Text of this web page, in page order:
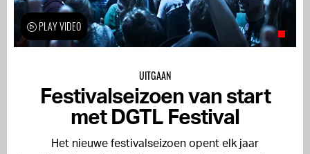
UITGAAN
Festivalseizoen van start
met DGTL Festival
Het nieuwe festivalseizoen opent elk jaar
PLAY VIDEO